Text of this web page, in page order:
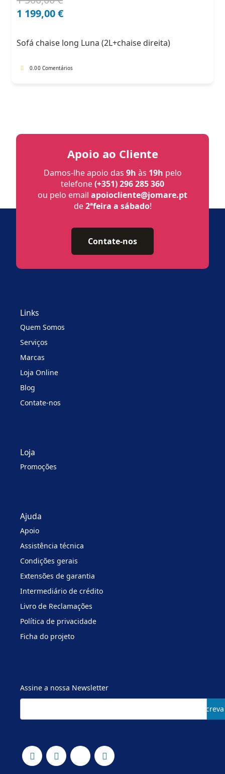
preço
1
1 199,00€
preço
1
Sofá chaise long Luna (2L+chaise direita)
0.00 Comentários
Apoio ao Cliente
Damos-lhe apoio das 9h às 19h pelo
telefone(+351) 296 285 360
ou pelo email apoiocliente@jomare.pt
de2ªfeira a sábado!
Contate-nos
Links
Quem Somos
Serviços
Marcas
Loja Online
Blog
Contate-nos
Loja
Promoções
Ajuda
Apoio
Assistência técnica
Condições gerais
Extensões de garantia
Intermediário de crédito
Livro de Reclamações
Política de privacidade
Ficha do projeto
Assine a nossa Newsletter
Subscreva